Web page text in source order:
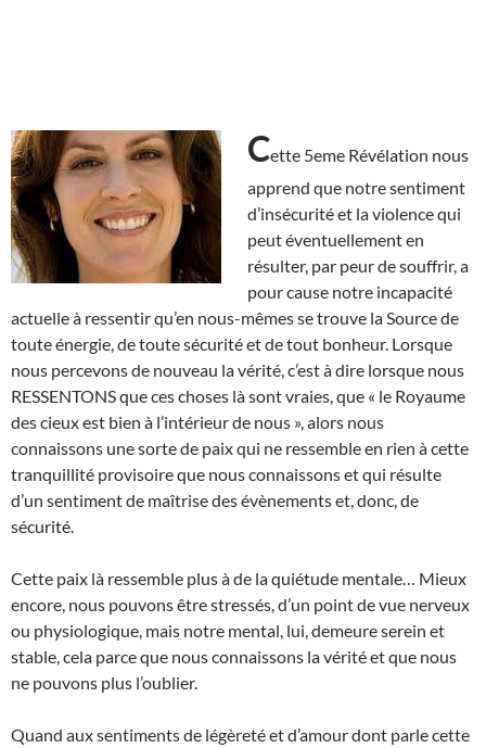
Cette 5eme Révélation nous
apprend que notre sentiment
d’insécurité et la violence qui
peut éventuellement en
résulter, par peur de souffrir, a
pour cause notre incapacité
actuelle à ressentir qu’en nous-mêmes se trouve la Source de
toute énergie, de toute sécurité et de tout bonheur. Lorsque
nous percevons de nouveau la vérité, c’est à dire lorsque nous
RESSENTONS que ces choses là sont vraies, que « le Royaume
des cieux est bien à l’intérieur de nous », alors nous
connaissons une sorte de paix qui ne ressemble en rien à cette
tranquillité provisoire que nous connaissons et qui résulte
d’un sentiment de maîtrise des évènements et, donc, de
sécurité.
Cette paix là ressemble plus à de la quiétude mentale… Mieux
encore, nous pouvons être stressés, d’un point de vue nerveux
ou physiologique, mais notre mental, lui, demeure serein et
stable, cela parce que nous connaissons la vérité et que nous
ne pouvons plus l’oublier.
Quand aux sentiments de légèreté et d’amour dont parle cette